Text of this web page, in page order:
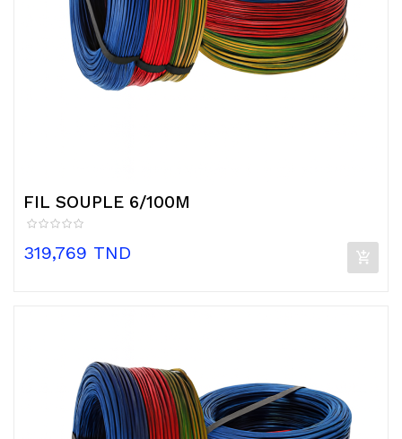
FIL SOUPLE 6/100M
Prix
319,769 TND